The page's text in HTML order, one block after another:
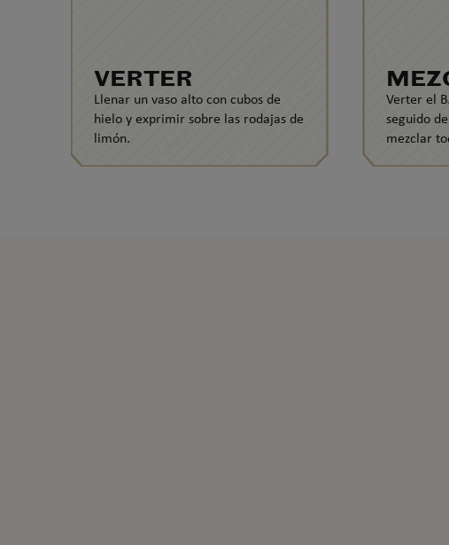
VERTER
Llenar un vaso alto con cubos de
hielo y exprimir sobre las rodajas de
limón.
Verter el
seguido
mezclar